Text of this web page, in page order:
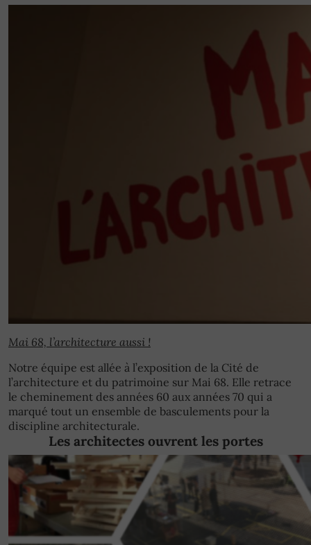
Mai 68, l’architecture aussi !
Notre équipe est allée à l’exposition de la Cité de
l’architecture et du patrimoine sur Mai 68. Elle retrace
le cheminement des années 60 aux années 70 qui a
marqué tout un ensemble de basculements pour la
discipline architecturale.
Les architectes ouvrent les portes